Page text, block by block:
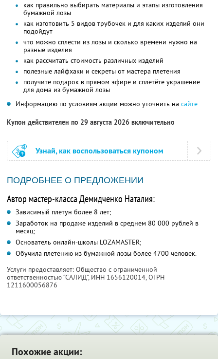
как правильно выбирать материалы и этапы изготовления
бумажной лозы
как изготовить 5 видов трубочек и для каких изделий они
подойдут
что можно сплести из лозы и сколько времени нужно на
разные изделия
как рассчитать стоимость различных изделий
полезные лайфхаки и секреты от мастера плетения
получите подарок в прямом эфире и сплетёте украшение
для дома из бумажной лозы
Информацию по условиям акции можно уточнить на сайте
Купон действителен по 29 августа 2026 включительно
Узнай, как воспользоваться купоном
ПОДРОБНЕЕ О ПРЕДЛОЖЕНИИ
Автор мастер-класса Демидченко Наталия:
Зависимый плетун более 8 лет;
Заработок на продаже изделий в среднем 80 000 рублей в
месяц;
Основатель онлайн-школы LOZAMASTER;
Обучила плетению из бумажной лозы более 4700 человек.
Услуги предоставляет: Общество с ограниченной
ответственностью “САЛИД”, ИНН 1656120014, ОГРН
1211600056876
Похожие акции: